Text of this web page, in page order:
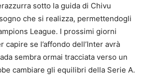
sotto la guida di Chivu
che si realizza, permettendogli
League. I prossimi giorni
capire se l’affondo dell’Inter avrà
sembra ormai tracciata verso un
cambiare gli equilibri della Serie A.